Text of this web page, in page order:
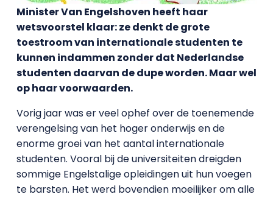
Minister Van Engelshoven heeft haar
wetsvoorstel klaar: ze denkt de grote
toestroom van internationale studenten te
kunnen indammen zonder dat Nederlandse
studenten daarvan de dupe worden. Maar wel
op haar voorwaarden.
Vorig jaar was er veel ophef over de toenemende
verengelsing van het hoger onderwijs en de
enorme groei van het aantal internationale
studenten. Vooral bij de universiteiten dreigden
sommige Engelstalige opleidingen uit hun voegen
te barsten. Het werd bovendien moeilijker om alle